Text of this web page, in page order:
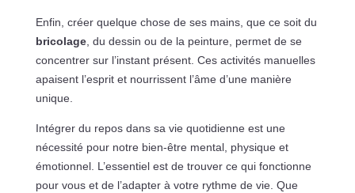
Enfin, créer quelque chose de ses mains, que ce soit du
bricolage, du dessin ou de la peinture, permet de se
concentrer sur l’instant présent. Ces activités manuelles
apaisent l’esprit et nourrissent l’âme d’une manière
unique.
Intégrer du repos dans sa vie quotidienne est une
nécessité pour notre bien-être mental, physique et
émotionnel. L’essentiel est de trouver ce qui fonctionne
pour vous et de l’adapter à votre rythme de vie. Que